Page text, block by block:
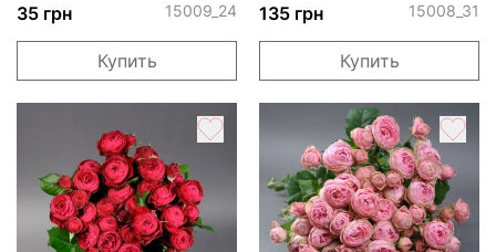
35 грн 15009_24
Купить
135 грн 15008_31
Купить